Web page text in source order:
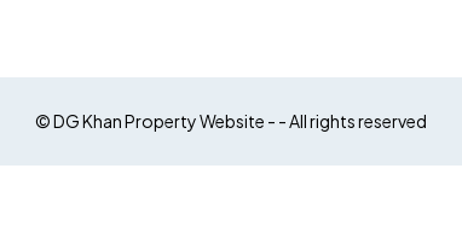
© DG Khan Property Website - - All rights reserved